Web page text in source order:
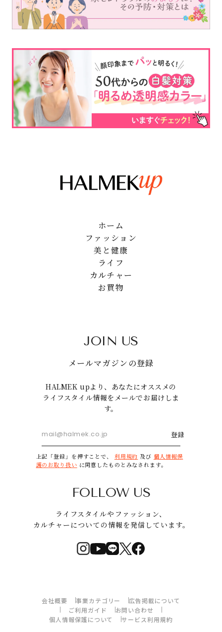
ホーム
ファッション
美と健康
ライフ
カルチャー
お買物
JOIN US
メールマガジンの登録
HALMEK upより、あなたにオススメの
ライフスタイル情報をメールでお届けしま
す。
登録
上記「登録」を押すことで、 利用規約 及び 個人情報保
護のお取り扱い に同意したものとみなされます。
FOLLOW US
ライフスタイルやファッション、
カルチャーについての情報を発信しています。
会社概要 事業カテゴリー
広告掲載について
ご利用ガイド
お問い合わせ
個人情報保護について
サービス利用規約